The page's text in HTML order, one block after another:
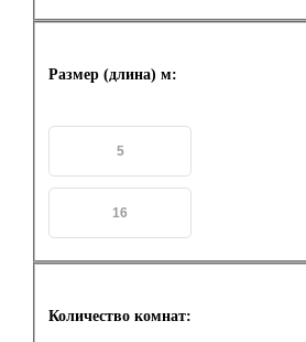
Размер (длина) м:
Количество комнат: